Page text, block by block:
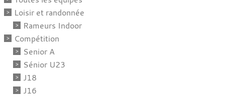
Loisir et randonnée
Rameurs Indoor
Compétition
Senior A
Sénior U23
J18
J16